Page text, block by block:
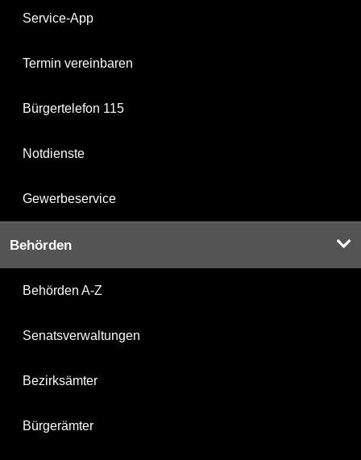
Service-App
Termin vereinbaren
Bürgertelefon 115
Notdienste
Gewerbeservice
Behörden
Behörden A-Z
Senatsverwaltungen
Bezirksämter
Bürgerämter